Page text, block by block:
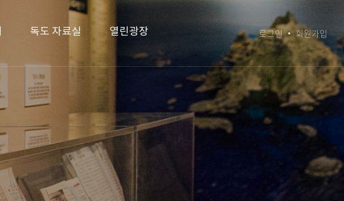
독도 자료실 열린광장 로그인 회원가입